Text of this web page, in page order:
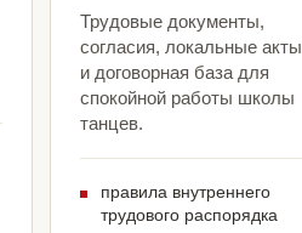
Трудовые документы,
согласия, локальные акты
и договорная база для
спокойной работы школы
танцев.
правила внутреннего
трудового распорядка